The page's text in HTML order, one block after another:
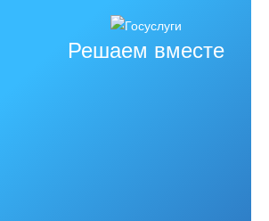
Решаем вместе